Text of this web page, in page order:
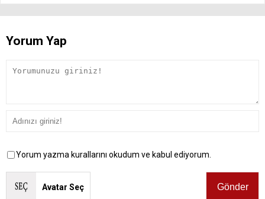
Yorum Yap
Yorum yazma kurallarını okudum ve kabul ediyorum.
Avatar Seç